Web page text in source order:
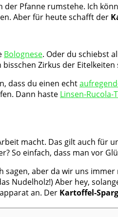
Pfanne rumstehe. Ich
Aber für heute schafft der
Bolognese. Oder du schiebst
Zirkus der
dass du einen echt
Dann haste Linsen-Rucola-
macht. Das gilt auch für
So einfach, dass man vor
aber da wir uns
Nudelholz!) Aber hey,
an. Der Kartoffel-